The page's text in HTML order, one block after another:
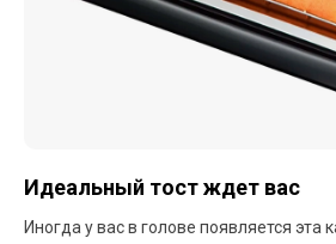
Идеальный тост ждет вас
Иногда у вас в голове появляется эта